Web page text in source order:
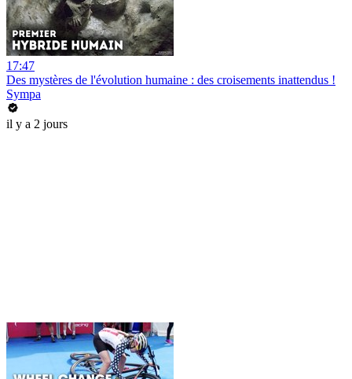
17:47
Des mystères de l'évolution humaine : des croisements inattendus !
Sympa
il y a 2 jours